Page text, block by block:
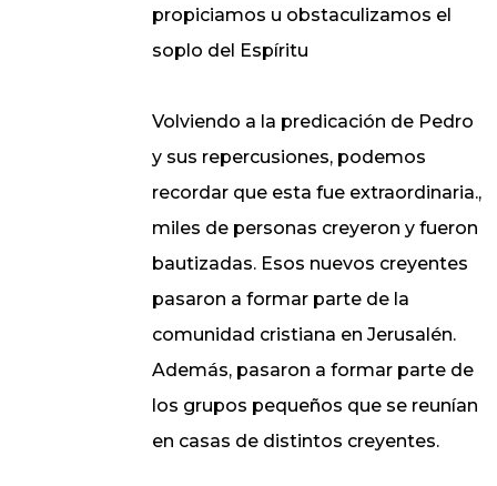
propiciamos u obstaculizamos el
soplo del Espíritu
Volviendo a la predicación de Pedro
y sus repercusiones, podemos
recordar que esta fue extraordinaria.,
miles de personas creyeron y fueron
bautizadas. Esos nuevos creyentes
pasaron a formar parte de la
comunidad cristiana en Jerusalén.
Además, pasaron a formar parte de
los grupos pequeños que se reunían
en casas de distintos creyentes.